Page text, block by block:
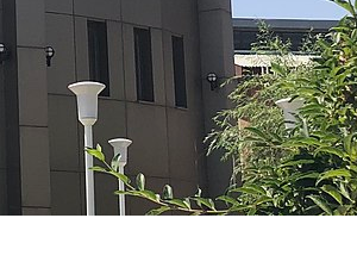
تماس با دانشکده
اهداف، چشم انداز و
امکانات